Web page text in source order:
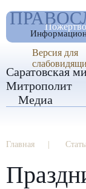
Версия для
Саратовская
Митрополит
Медиа
Главная